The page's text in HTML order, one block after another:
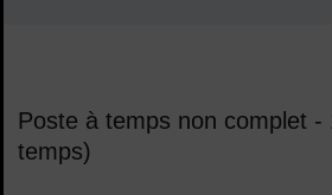
Poste à temps non complet -
temps)